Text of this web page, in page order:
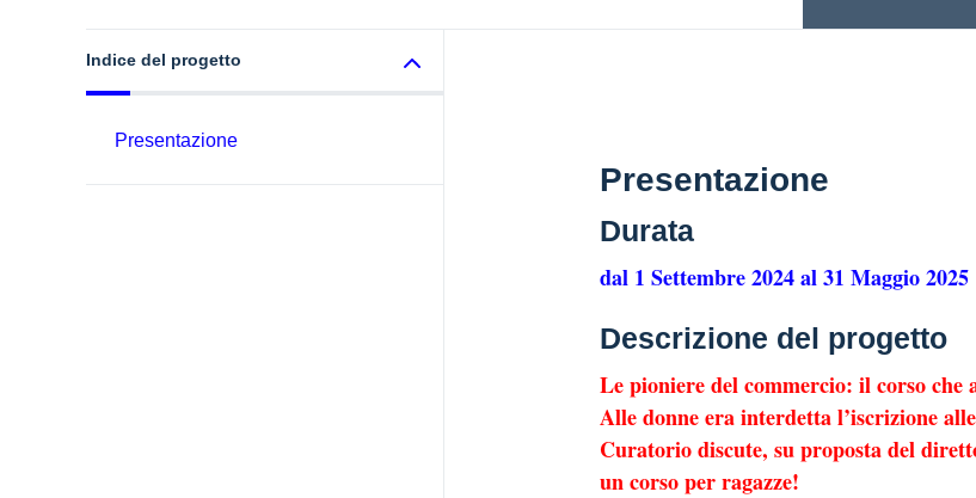
Indice del progetto
Presentazione
Presentazione
Durata
dal 1 Settembre 2024 al 31 Maggio 2025
Descrizione del progetto
Le pioniere del commercio: il corso che
Alle donne era interdetta l’iscrizione
Curatorio discute, su proposta del
un corso per ragazze!